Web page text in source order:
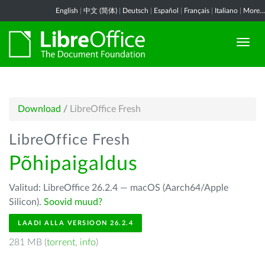
English 中文 (简体) Deutsch Español Français Italiano More...
Download / LibreOffice Fresh
LibreOffice Fresh
Põhipaigaldus
Valitud: LibreOffice 26.2.4 — macOS (Aarch64/Apple
Silicon). Soovid muud?
LAADI ALLA VERSIOON 26.2.4
281 MB (torrent, info)